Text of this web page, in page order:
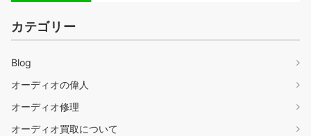
カテゴリー
Blog
オーディオの偉人
オーディオ修理
オーディオ買取について